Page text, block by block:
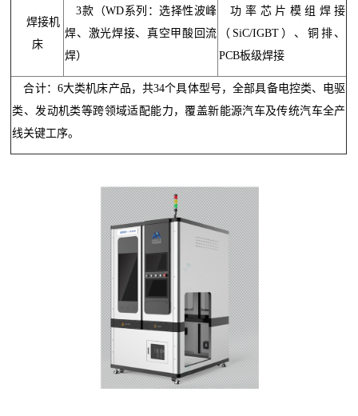
焊接机
床
3款（WD系列：选择性波峰
焊、激光焊接、真空甲酸回流
焊）
功率芯片模组焊接
（SiC/IGBT）、铜排、
PCB板级焊接
合计：6大类机床产品，共34个具体型号，全部具备电控类、电驱
类、发动机类等跨领域适配能力，覆盖新能源汽车及传统汽车全产
线关键工序。